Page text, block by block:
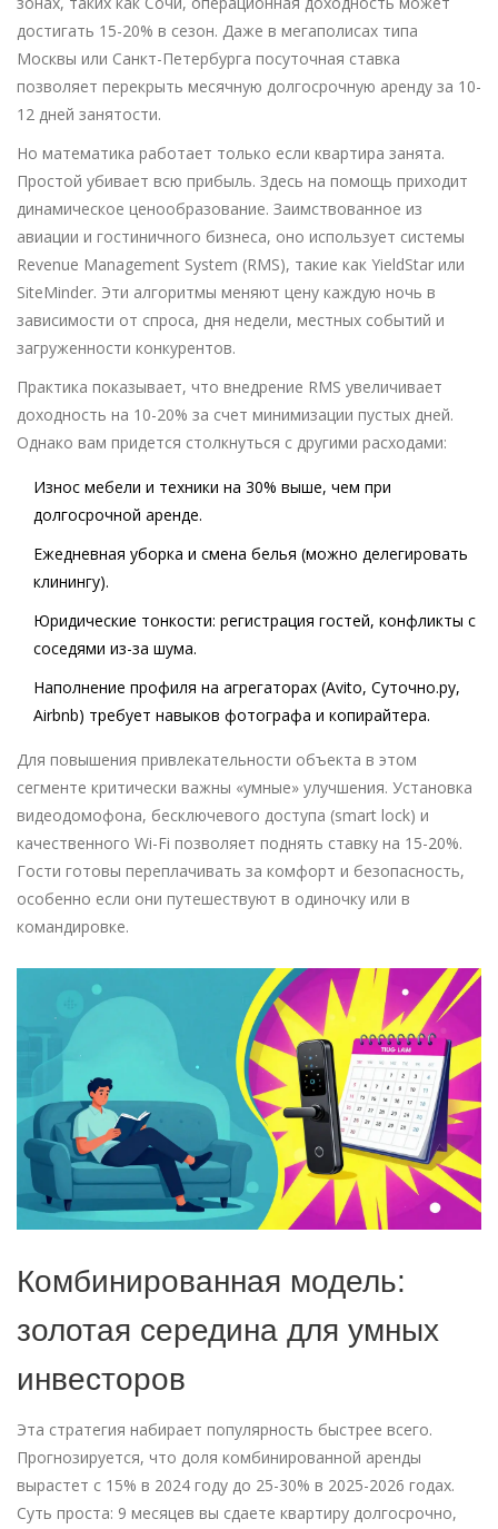
достигать 15-20% в сезон. Даже в мегаполисах типа
Москвы или Санкт-Петербурга посуточная ставка
позволяет перекрыть месячную долгосрочную аренду за 10-
12 дней занятости.
Но математика работает только если квартира занята.
Простой убивает всю прибыль. Здесь на помощь приходит
динамическое ценообразование. Заимствованное из
авиации и гостиничного бизнеса, оно использует системы
Revenue Management System (RMS), такие как YieldStar или
SiteMinder. Эти алгоритмы меняют цену каждую ночь в
зависимости от спроса, дня недели, местных событий и
загруженности конкурентов.
Практика показывает, что внедрение RMS увеличивает
доходность на 10-20% за счет минимизации пустых дней.
Однако вам придется столкнуться с другими расходами:
Износ мебели и техники на 30% выше, чем при
долгосрочной аренде.
Ежедневная уборка и смена белья (можно делегировать
клинингу).
Юридические тонкости: регистрация гостей, конфликты с
соседями из-за шума.
Наполнение профиля на агрегаторах (Avito, Суточно.ру,
Airbnb) требует навыков фотографа и копирайтера.
Для повышения привлекательности объекта в этом
сегменте критически важны «умные» улучшения. Установка
видеодомофона, бесключевого доступа (smart lock) и
качественного Wi-Fi позволяет поднять ставку на 15-20%.
Гости готовы переплачивать за комфорт и безопасность,
особенно если они путешествуют в одиночку или в
командировке.
Комбинированная модель:
золотая середина для умных
инвесторов
Эта стратегия набирает популярность быстрее всего.
Прогнозируется, что доля комбинированной аренды
вырастет с 15% в 2024 году до 25-30% в 2025-2026 годах.
Суть проста: 9 месяцев вы сдаете квартиру долгосрочно,